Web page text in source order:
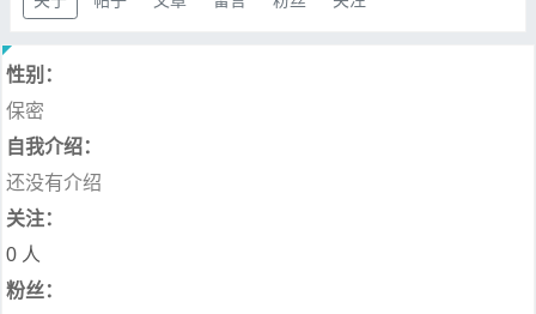
性别：
保密
自我介绍：
还没有介绍
关注：
0 人
粉丝：